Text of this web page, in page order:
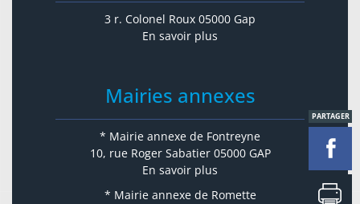
PARTAGER
3 r. Colonel Roux 05000 Gap
En savoir plus
Mairies annexes
* Mairie annexe de Fontreyne
10, rue Roger Sabatier 05000 GAP
En savoir plus
* Mairie annexe de Romette